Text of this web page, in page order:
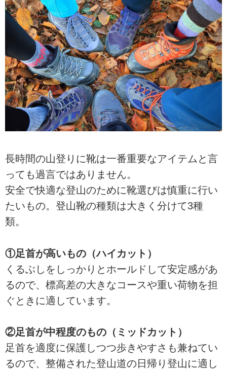
長時間の山登りに靴は一番重要なアイテムと言
っても過言ではありません。
安全で快適な登山のために靴選びは慎重に行い
たいもの。登山靴の種類は大きく分けて3種
類。
①足首が高いもの（ハイカット）
くるぶしをしっかりとホールドして安定感があ
るので、標高差の大きなコースや重い荷物を担
ぐときに適しています。
②足首が中程度のもの（ミッドカット）
足首を適度に保護しつつ歩きやすさも兼ねてい
るので、整備された登山道の日帰り登山に適し